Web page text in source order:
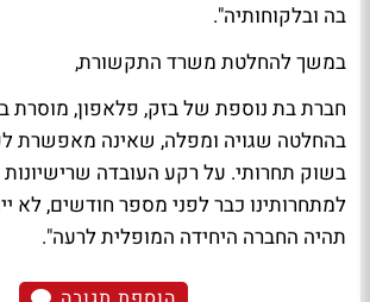
בה ובלקוחותיה".
במשך להחלטת משרד התקשורת,
חברת בת נוספת של בזק, פלאפון, מוסרת
בהחלטה שגויה ומפלה, שאינה מאפשרת
בשוק תחרותי. על רקע העובדה שרישיונות
למתחרותינו כבר לפני מספר חודשים, לא
תהיה החברה היחידה המופלית לרעה".